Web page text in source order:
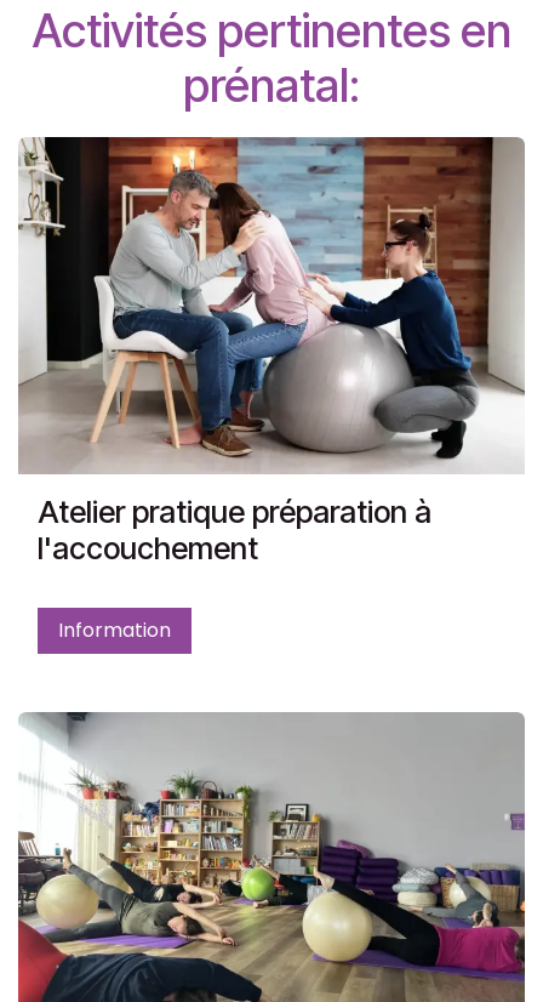
Activités pertinentes en
prénatal:
Atelier pratique préparation à
l'accouchement
Information